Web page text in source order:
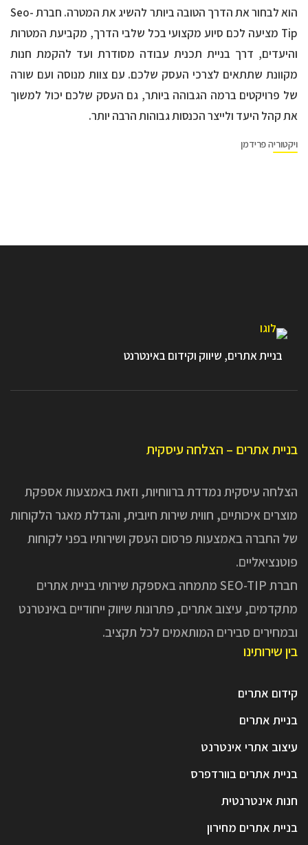
הוא לבחור את הדרך הטובה ביותר להשיג את המטרה. חברת Seo-
Tip מציעה לכם סיוע מקצועי בכל שלבי הדרך, מקביעת המטרות
והיעדים, דרך בניית תכנית עבודה מסודרת ועד להקמת חנות
מקוונת שתתאים לצרכי העסק שלכם. עם צוות מנוסה ועם שורה
של פרויקטים ברמה הגבוהה ביותר, גם העסק שלכם יכול למשוך
את קהל היעד ולייצר הכנסות גבוהות הרבה יותר.
ויקטוריה פרידמן
בניית אתרים, שיווק וקידום באינטרנט
בניית אתרים – הצלחה עיסקית
הצלחה עיסקית נמדדת ברווחיות, וזאת באמצעות אספקת
מוצרים איכותיים, חווית שירות חיובית, והגדלת מאגר הלקוחות
של החברה באמצעות פרסום העסק ושירותיו בפני לקוחות
פוטנציאליים.
חברת SEO-TIP מתמחה באספקת שירותי בניית אתרים
מתקדמים, עיצוב אתרים, פתרונות שיווק ייחודיים באינטרנט
ובמחירים סבירים המותאמים לכל תקציב.
בין שירותינו
קידום אתרים
בניית אתרים
עיצוב אתרי אינטרנט
בניית אתרים בוורדפרס
חנות אינטרנטית
בניית אתרים מחירון